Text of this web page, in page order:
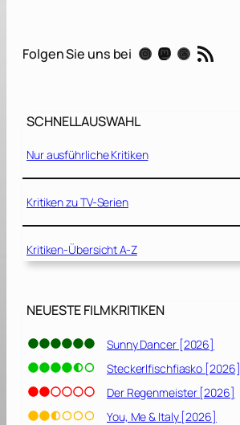
t
B
r
o
n
A
r
w
1
9
9
Folgen Sie uns bei Instagram Mastodon Threads RSS-Feed
SCHNELLAUSWAHL
Nur ausführliche Kritiken
Kritiken zu TV-Serien
Kritiken-Übersicht A-Z
NEUESTE FILMKRITIKEN
Sunny Dancer [2026]
Steckerlfischfiasko [2026]
Der Regenmeister [2026]
You, Me & Italy [2026]